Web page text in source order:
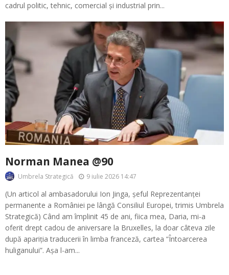
cadrul politic, tehnic, comercial și industrial prin...
Norman Manea @90
Umbrela Strategică 9 iulie 2026 14:47
(Un articol al ambasadorului Ion Jinga, șeful Reprezentanței
permanente a României pe lângă Consiliul Europei, trimis Umbrela
Strategică) Când am împlinit 45 de ani, fiica mea, Daria, mi-a
oferit drept cadou de aniversare la Bruxelles, la doar câteva zile
după apariția traducerii în limba franceză, cartea “Întoarcerea
huliganului”. Așa l-am...